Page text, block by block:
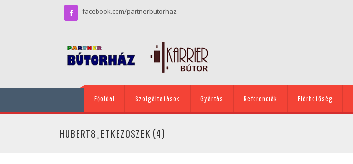
facebook.com/partnerbutorhaz
Főoldal Szolgáltatások Gyártás Referenciák Elérhetőség
HUBERT8_ETKEZOSZEK (4)